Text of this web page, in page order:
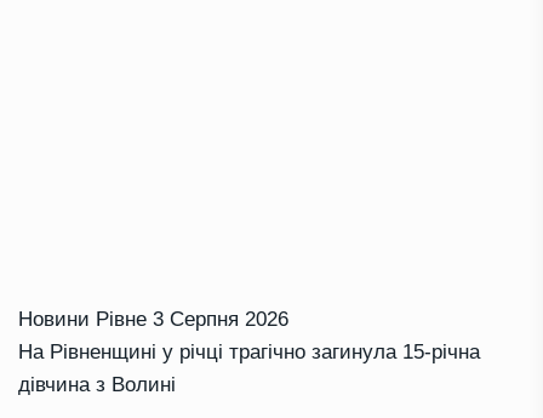
Новини Рівне 3 Серпня 2026
На Рівненщині у річці трагічно загинула 15-річна
дівчина з Волині